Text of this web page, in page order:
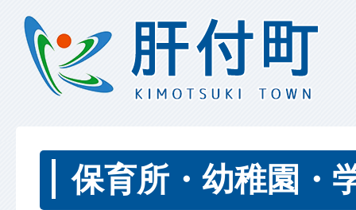
保育所・幼稚園・